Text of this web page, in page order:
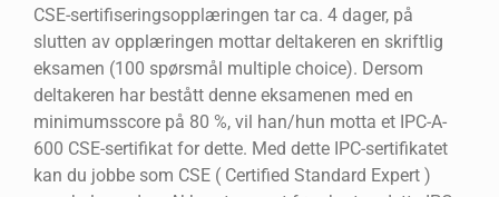
CSE-sertifiseringsopplæringen tar ca. 4 dager, på
slutten av opplæringen mottar deltakeren en skriftlig
eksamen (100 spørsmål multiple choice). Dersom
deltakeren har bestått denne eksamenen med en
minimumsscore på 80 %, vil han/hun motta et IPC-A-
600 CSE-sertifikat for dette. Med dette IPC-sertifikatet
kan du jobbe som CSE ( Certified Standard Expert )